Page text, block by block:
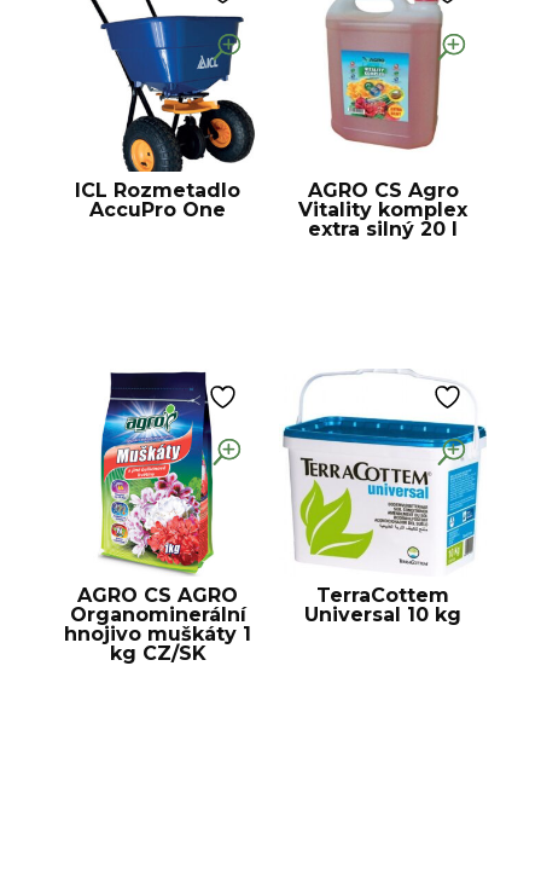
ICL Rozmetadlo
AccuPro One
AGRO CS Agro
Vitality komplex
extra silný 20 l
AGRO CS AGRO
Organominerální
hnojivo muškáty 1
kg CZ/SK
TerraCottem
Universal 10 kg